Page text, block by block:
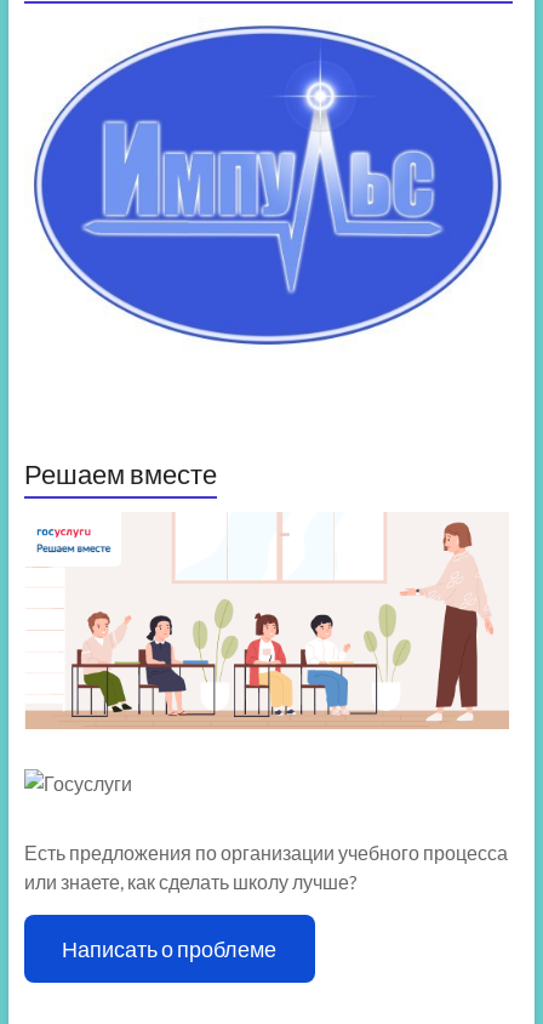
Решаем вместе
Есть предложения по организации учебного процесса
или знаете, как сделать школу лучше?
Написать о проблеме